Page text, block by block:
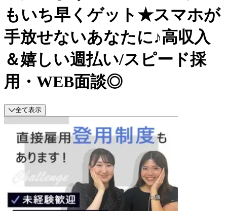
もいち早くゲット★スマホが
手放せないあなたに♪高収入
＆嬉しい週払い/スピード採
用・WEB面談◎
全て表示